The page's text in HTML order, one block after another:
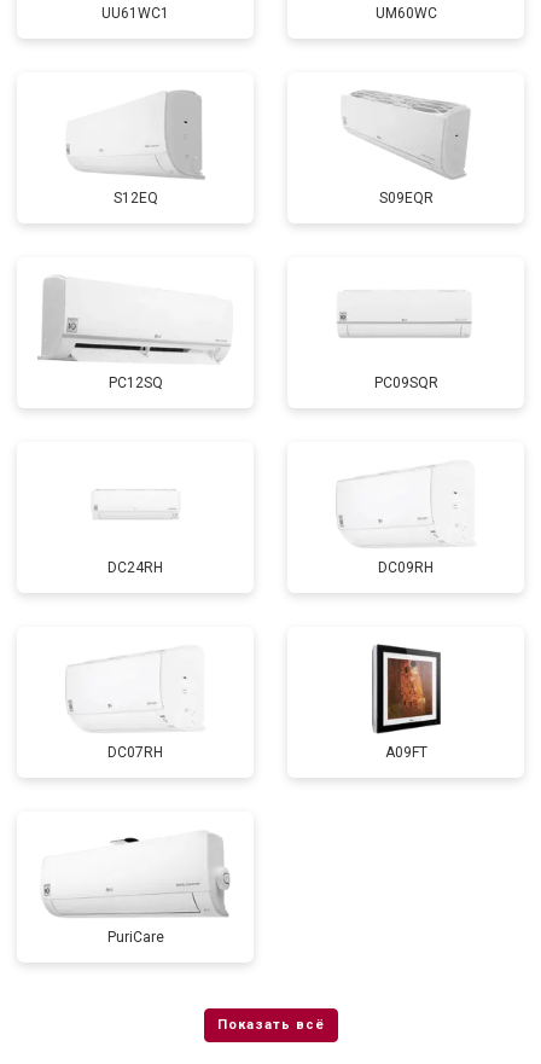
UU61WC1 UM60WC
S12EQ S09EQR
PC12SQ PC09SQR
DC24RH DC09RH
DC07RH A09FT
PuriCare